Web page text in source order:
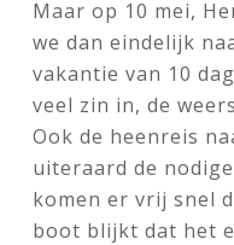
Maar op 10 mei,
we dan eindelijk
vakantie van 10
veel zin in, de
Ook de heenreis
uiteraard de
komen er vrij snel
boot blijkt dat het